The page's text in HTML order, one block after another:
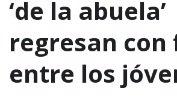
‘de la abuela’
regresan con
entre los